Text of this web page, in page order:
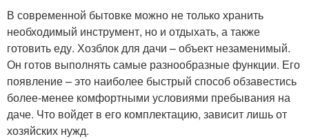
В современной бытовке можно не только хранить
необходимый инструмент, но и отдыхать, а также
готовить еду. Хозблок для дачи – объект незаменимый.
Он готов выполнять самые разнообразные функции. Его
появление – это наиболее быстрый способ обзавестись
более-менее комфортными условиями пребывания на
даче. Что войдет в его комплектацию, зависит лишь от
хозяйских нужд.